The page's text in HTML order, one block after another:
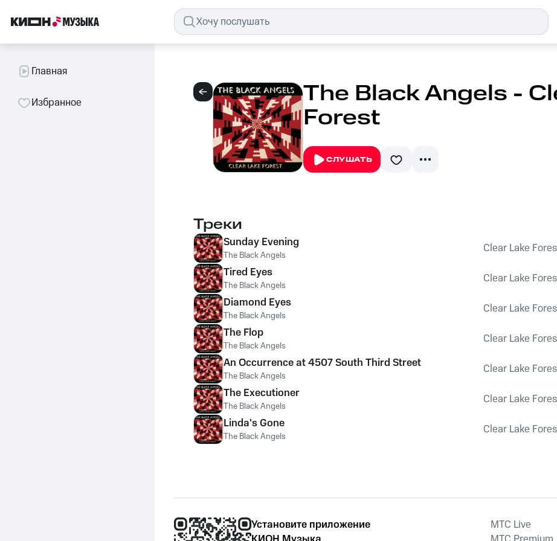
Главная
Избранное The Black Angels -
Forest
СЛУШАТЬ
Треки
Sunday Evening
The Black Angels Clear Lake
Tired Eyes
The Black Angels Clear Lake
Diamond Eyes
The Black Angels Clear Lake
The Flop
The Black Angels Clear Lake
An Occurrence at 4507 South Third Street
The Black Angels Clear Lake
The Executioner
The Black Angels Clear Lake
Linda's Gone
The Black Angels Clear Lake
Установите приложение
MTС Live